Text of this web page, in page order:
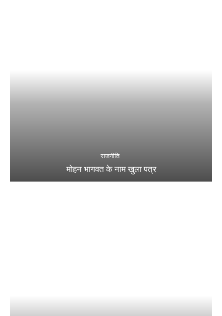
राजनीति
मोहन भागवत के नाम खुला पत्र